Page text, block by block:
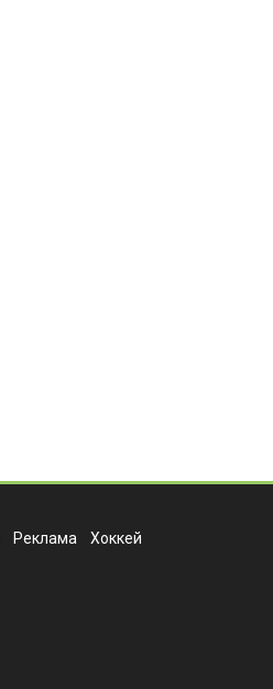
Реклама Хоккей